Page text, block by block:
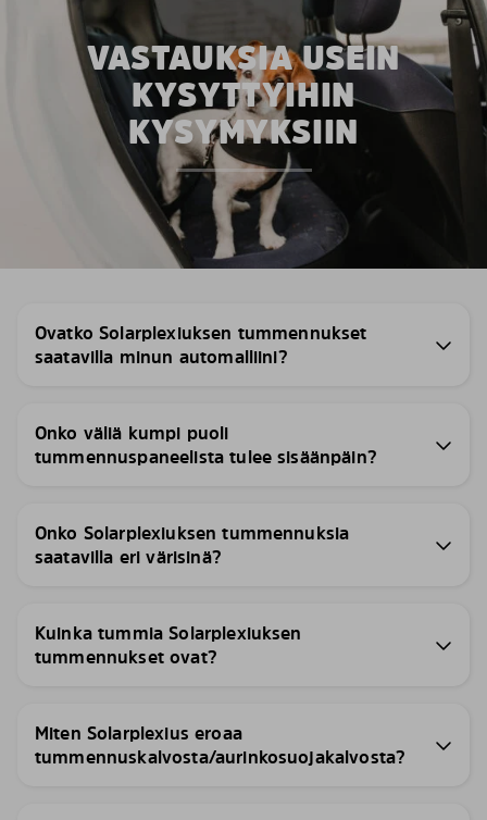
VASTAUKSIA USEIN
KYSYTTYIHIN
KYSYMYKSIIN
Ovatko Solarplexiuksen tummennukset
saatavilla minun automalliini?
Onko väliä kumpi puoli
tummennuspaneelista tulee sisäänpäin?
Onko Solarplexiuksen tummennuksia
saatavilla eri värisinä?
Kuinka tummia Solarplexiuksen
tummennukset ovat?
Miten Solarplexius eroaa
tummennuskalvosta/aurinkosuojakalvosta?